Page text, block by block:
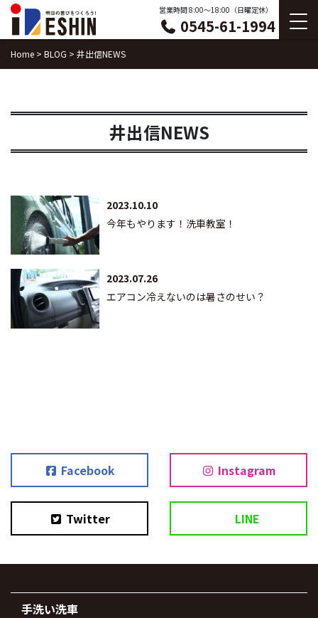
Skip
content
営業時間 8:00〜18:00（日曜定休）
0545-61-1994
Home > BLOG > 井出信NEWS
井出信NEWS
2023.10.10
今年もやります！洗車教室！
2023.07.26
エアコン冷えないのは暑さのせい？
Facebook Instagram
Twitter LINE
手洗い洗車